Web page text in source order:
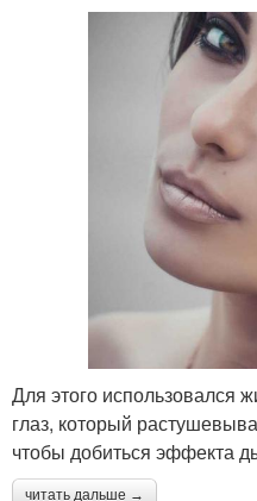
Для этого использовался
глаз, который
чтобы добиться эффекта
читать дальше →